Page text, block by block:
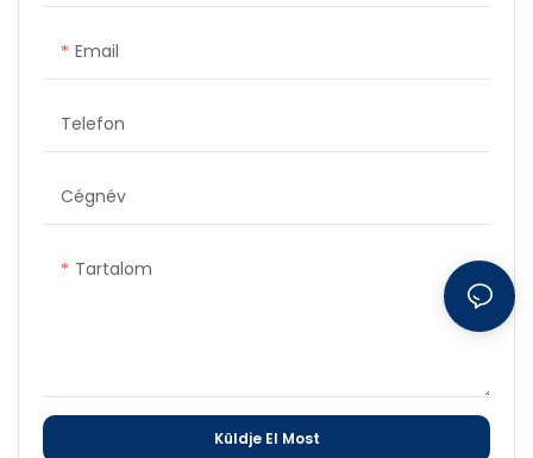
Email
Telefon
Cégnév
Tartalom
Küldje El Most